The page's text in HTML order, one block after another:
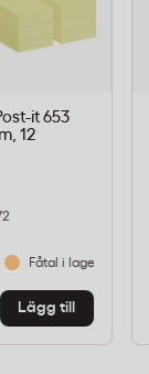
it 653
12
Fåtal i lager
Lägg till